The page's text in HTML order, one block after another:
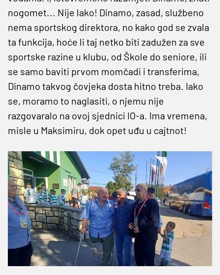
nogomet... Nije lako! Dinamo, zasad, službeno
nema sportskog direktora, no kako god se zvala
ta funkcija, hoće li taj netko biti zadužen za sve
sportske razine u klubu, od Škole do seniore, ili
se samo baviti prvom momčadi i transferima,
Dinamo takvog čovjeka dosta hitno treba. Iako
se, moramo to naglasiti, o njemu nije
razgovaralo na ovoj sjednici IO-a. Ima vremena,
misle u Maksimiru, dok opet uđu u cajtnot!